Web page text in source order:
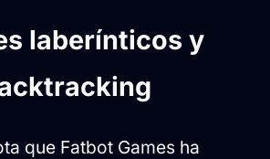
laberínticos y
que Fatbot Games ha